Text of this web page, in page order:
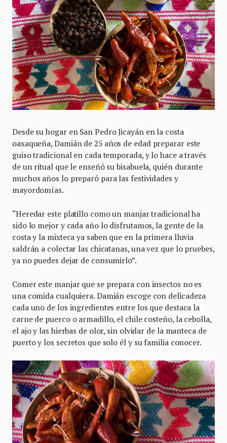
Desde su hogar en San Pedro Jicayán en la costa
oaxaqueña, Damián de 25 años de edad preparar este
guiso tradicional en cada temporada, y lo hace a través
de un ritual que le enseñó su bisabuela, quién durante
muchos años lo preparó para las festividades y
mayordomías.
“Heredar este platillo como un manjar tradicional ha
sido lo mejor y cada año lo disfrutamos, la gente de la
costa y la mixteca ya saben que en la primera lluvia
saldrán a colectar las chicatanas, una vez que lo pruebes,
ya no puedes dejar de consumirlo”.
Comer este manjar que se prepara con insectos no es
una comida cualquiera. Damián escoge con delicadeza
cada uno de los ingredientes entre los que destaca la
carne de puerco o armadillo, el chile costeño, la cebolla,
el ajo y las hierbas de olor, sin olvidar de la manteca de
puerto y los secretos que solo él y su familia conocer.